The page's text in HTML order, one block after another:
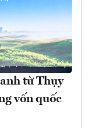
từ Thụy
vốn quốc